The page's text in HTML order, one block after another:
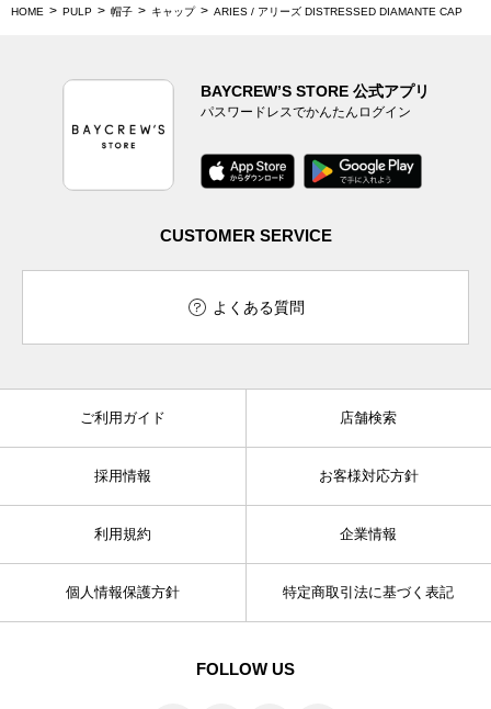
HOME PULP 帽子 キャップ ARIES / アリーズ DISTRESSED DIAMANTE CAP
BAYCREW’S STORE 公式アプリ
パスワードレスでかんたんログイン
CUSTOMER SERVICE
よくある質問
ご利用ガイド 店舗検索
採用情報 お客様対応方針
利用規約 企業情報
個人情報保護方針 特定商取引法に基づく表記
FOLLOW US